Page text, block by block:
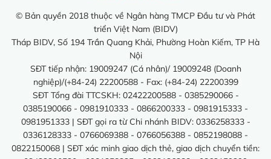
© Bản quyền 2018 thuộc về Ngân hàng TMCP Đầu tư và Phát
triển Việt Nam (BIDV)
Tháp BIDV, Số 194 Trần Quang Khải, Phường Hoàn Kiếm, TP Hà
Nội
SĐT tiếp nhận: 19009247 (Cá nhân)/ 19009248 (Doanh
nghiệp)/(+84-24) 22200588 - Fax: (+84-24) 22200399
SĐT Tổng đài TTCSKH: 02422200588 - 0385290066 -
0385190066 - 0981910333 - 0866200333 - 0981915333 -
0981951333 | SĐT gọi ra từ Chi nhánh BIDV: 0336258333 -
0336128333 - 0766069388 - 0766056388 - 0852198088 -
0822150068 | SĐT xác minh giao dịch thẻ, giao dịch chuyển tiền: